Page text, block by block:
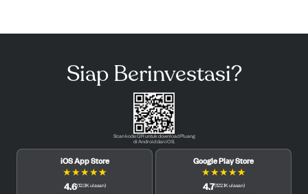
Siap Berinvestasi?
Scan kode QR untuk download Pluang
di Android dan iOS.
iOS App Store
★★★★★
4.6(12.3K ulasan)
Google Play Store
★★★★★
4.7(122.1K ulasan)